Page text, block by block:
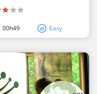
00h49 Easy